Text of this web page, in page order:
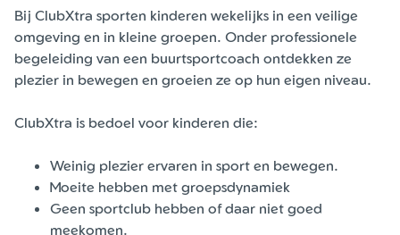
Bij ClubXtra sporten kinderen wekelijks in een veilige
omgeving en in kleine groepen. Onder professionele
begeleiding van een buurtsportcoach ontdekken ze
plezier in bewegen en groeien ze op hun eigen niveau.
ClubXtra is bedoel voor kinderen die:
Weinig plezier ervaren in sport en bewegen.
Moeite hebben met groepsdynamiek
Geen sportclub hebben of daar niet goed
meekomen.